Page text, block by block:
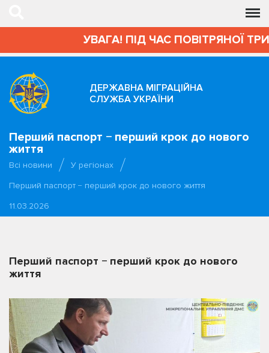
УВАГА! ПІД ЧАС ПОВІТРЯНОЇ
ДЕРЖАВНА МІГРАЦІЙНА
СЛУЖБА УКРАЇНИ
Перший паспорт − перший крок до нового
життя
Всі новини
У регіонах
Перший паспорт − перший крок до нового життя
11.03.2026
Перший паспорт − перший крок до нового
життя